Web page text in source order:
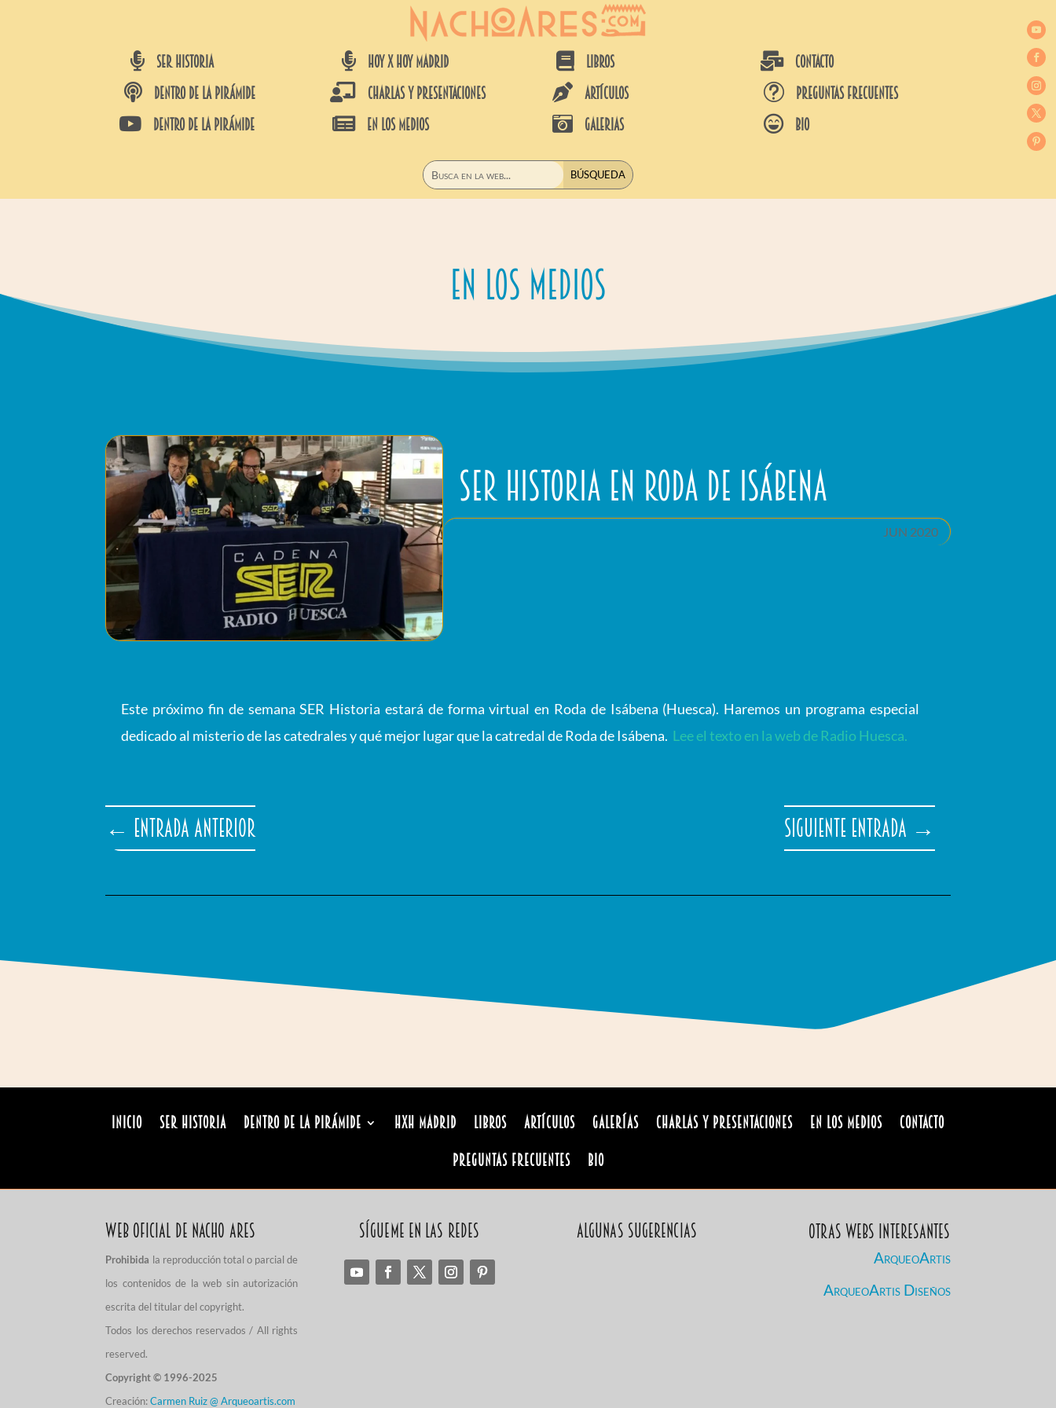
 SER HISTORIA
 DENTRO DE LA PIRÁMIDE
 DENTRO DE LA PIRÁMIDE
 HOY X HOY MADRID
 CHARLAS Y PRESENTACIONES
 EN LOS MEDIOS
 LIBROS
 ARTÍCULOS
 GALERIAS
 CONTACTO
t Preguntas frecuentes
 BIO
En los medios
SER Historia en Roda de Isábena
JUN 2020
Este próximo fin de semana SER Historia estará de forma virtual en Roda de Isábena (Huesca). Haremos un programa especial
dedicado al misterio de las catedrales y qué mejor lugar que la catredal de Roda de Isábena. Lee el texto en la web de Radio Huesca.
← Entrada anterior Siguiente entrada →
INICIO Ser Historia Dentro de la pirámide HxH Madrid Libros Artículos Galerías Charlas y Presentaciones En los medios
Contacto
Preguntas Frecuentes
Bio
Web Oficial de Nacho Ares
Prohibida la reproducción total o parcial de
los contenidos de la web sin autorización
escrita del titular del copyright.
Todos los derechos reservados / All rights
reserved.
Copyright © 1996-2025
Creación:Carmen Ruiz @ Arqueoartis.com
Sígueme en las redes Algunas sugerencias Otras Webs Interesantes
ArqueoArtis
ArqueoArtis Diseños